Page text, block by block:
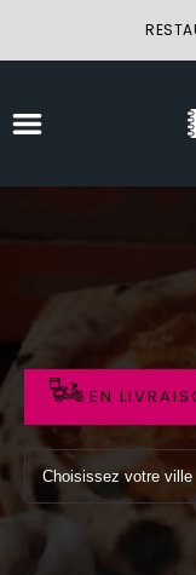
LA CARTE
VOTRE COMPTE
NOTRE
VOS AVIS
MENTIONS
EN